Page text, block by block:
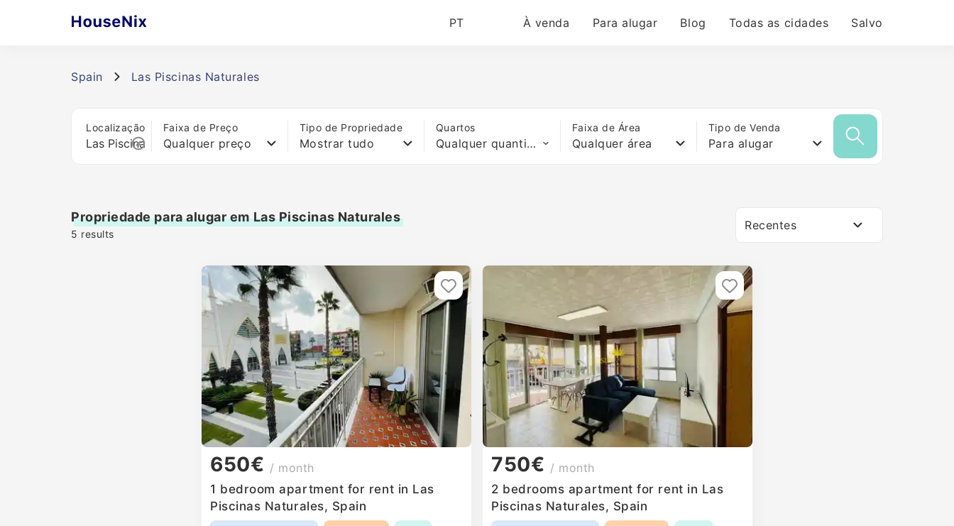
PT À venda Para alugar Blog Todas as cidades Salvo
Spain Las Piscinas Naturales
Localização Faixa de Preço
Qualquer preço
Tipo de Propriedade
Mostrar tudo
Quartos
Qualquer quantidade de quartos
Faixa de Área
Qualquer área
Tipo de Venda
Para alugar
Propriedade para alugar em Las Piscinas Naturales
5 results
Recentes
650€ / month
1 bedroom apartment for rent in Las
Piscinas Naturales, Spain
750€ / month
2 bedrooms apartment for rent in Las
Piscinas Naturales, Spain